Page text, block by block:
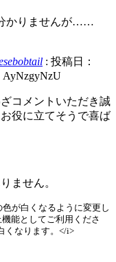
かりませんが……
: 投稿日：
コメントいただき誠
役に立てそうで喜ば
ません。
が白くなるように変更し
能としてご利用くださ
くなります。</i>